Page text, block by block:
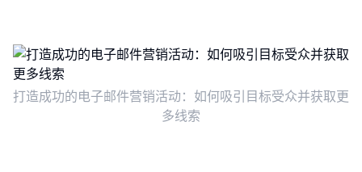
打造成功的电子邮件营销活动：如何吸引目标受众并获取更
多线索